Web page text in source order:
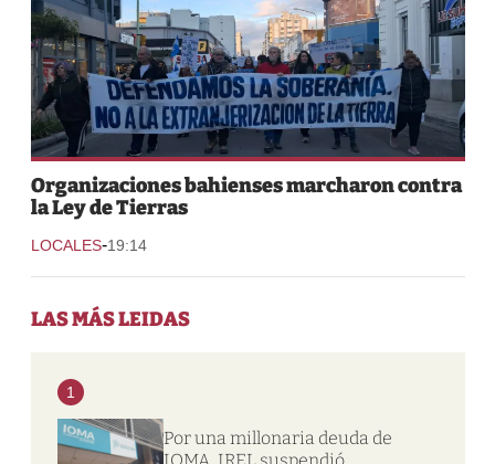
Organizaciones bahienses marcharon contra
la Ley de Tierras
LOCALES-19:14
LAS MÁS LEIDAS
1
Por una millonaria deuda de
IOMA, IREL suspendió